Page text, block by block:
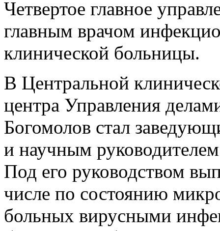
Четвертое главное
главным врачом
клинической больницы.
В Центральной
центра Управления
Богомолов стал
и научным
Под его руководством
числе по состоянию
больных вирусными